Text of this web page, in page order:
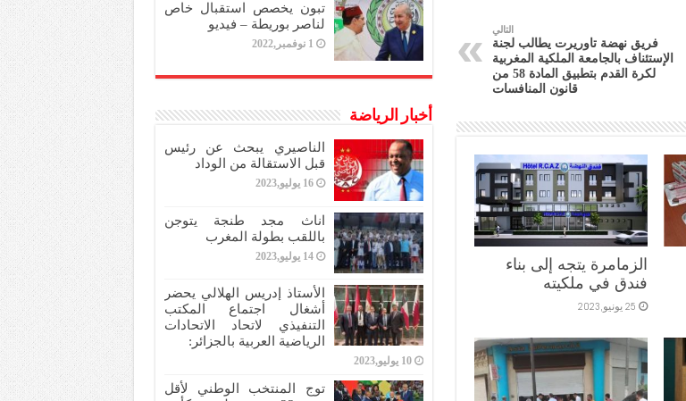
التالي
فريق نهضة تاوريرت يطالب لجنة
الإستئناف بالجامعة الملكية المغربية
لكرة القدم بتطبيق المادة 58 من
قانون المنافسات
الزمامرة يتجه إلى بناء
فندق في ملكيته
25 يونيو,2023
تبون يخصص استقبال خاص
لناصر بوريطة – فيديو
1 نوفمبر,2022
أخبار الرياضة
الناصيري يبحث عن رئيس
قبل الاستقالة من الوداد
16 يوليو,2023
اناث مجد طنجة يتوجن
باللقب بطولة المغرب
14 يوليو,2023
الأستاذ إدريس الهلالي يحضر
أشغال اجتماع المكتب
التنفيذي لاتحاد الاتحادات
الرياضية العربية بالجزائر:
10 يوليو,2023
توج المنتخب الوطني لأقل